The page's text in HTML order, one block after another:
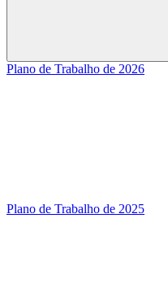
Buscar
Plano de Trabalho de 2026
Plano de Trabalho de 2025